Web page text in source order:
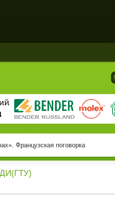
Французская поговорка